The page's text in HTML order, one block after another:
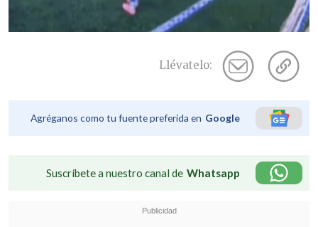
Llévatelo:
Agréganos como tu fuente preferida en Google
Suscríbete a nuestro canal de Whatsapp